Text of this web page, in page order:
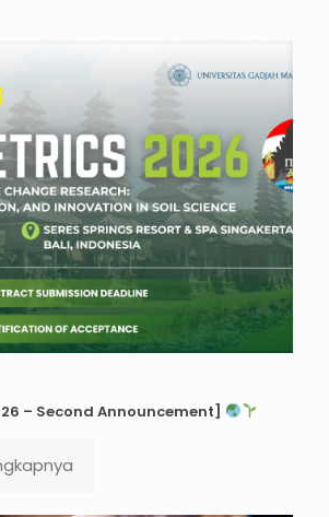
– Second Announcement]